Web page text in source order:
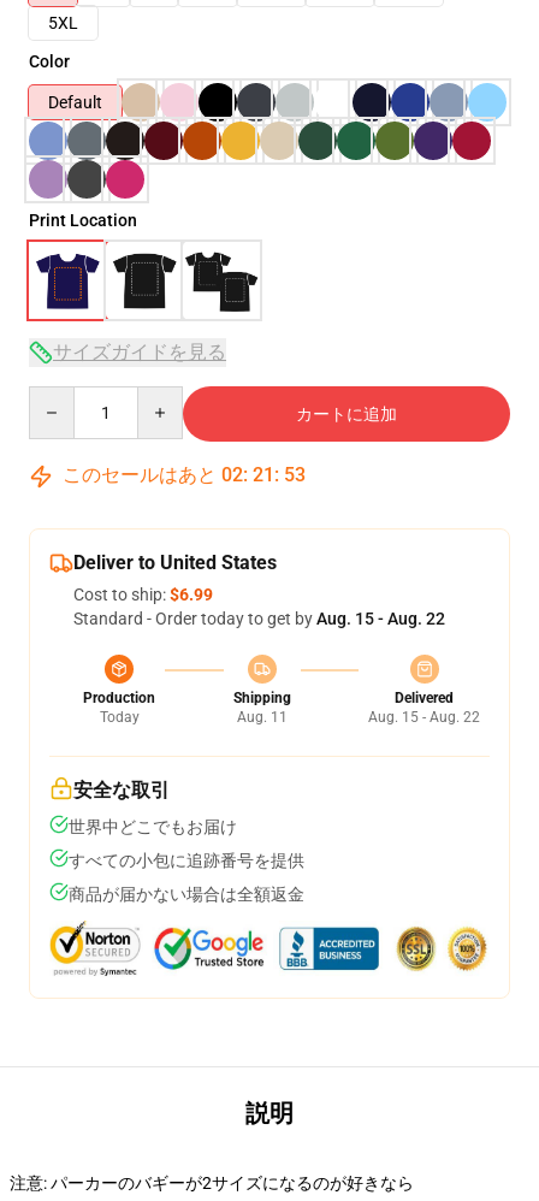
5XL
Color
Default
Print Location
サイズガイドを見る
カートに追加
このセールはあと 02: 21 : 53
Deliver to United States
Cost to ship:$6.99
Standard - Order today to get byAug. 15 - Aug. 22
Production
Today
Shipping
Aug. 11
Delivered
Aug. 15 - Aug. 22
安全な取引
世界中どこでもお届け
すべての小包に追跡番号を提供
商品が届かない場合は全額返金
説明
注意: パーカーのバギーが2サイズになるのが好きなら